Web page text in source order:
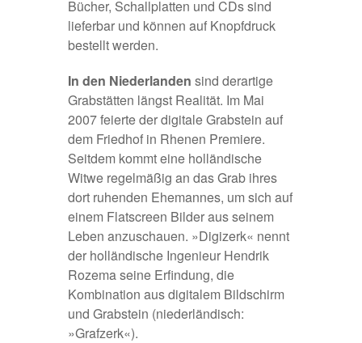
Bücher, Schallplatten und CDs sind
lieferbar und können auf Knopfdruck
bestellt werden.
In den Niederlanden sind derartige
Grabstätten längst Realität. Im Mai
2007 feierte der digitale Grabstein auf
dem Friedhof in Rhenen Premiere.
Seitdem kommt eine holländische
Witwe regelmäßig an das Grab ihres
dort ruhenden Ehemannes, um sich auf
einem Flatscreen Bilder aus seinem
Leben anzuschauen. »Digizerk« nennt
der holländische Ingenieur Hendrik
Rozema seine Erfindung, die
Kombination aus digitalem Bildschirm
und Grabstein (niederländisch:
»Grafzerk«).